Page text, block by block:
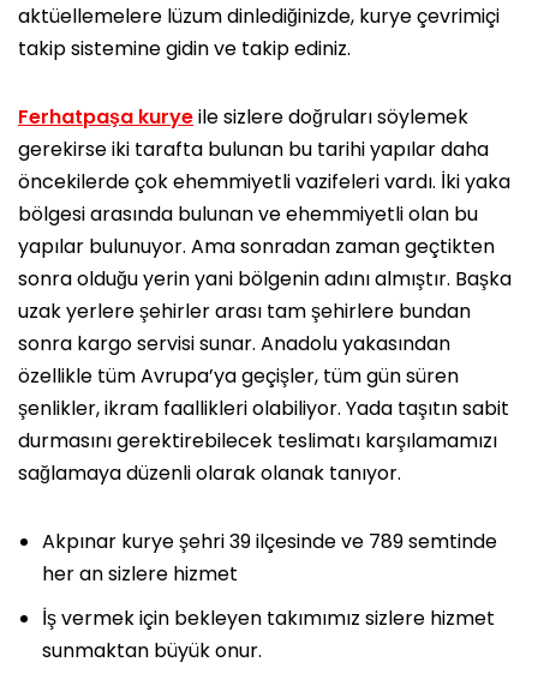
aktüellemelere lüzum dinlediğinizde, kurye çevrimiçi
takip sistemine gidin ve takip ediniz.
Ferhatpaşa kuryeile sizlere doğruları söylemek
gerekirse iki tarafta bulunan bu tarihi yapılar daha
öncekilerde çok ehemmiyetli vazifeleri vardı. İki yaka
bölgesi arasında bulunan ve ehemmiyetli olan bu
yapılar bulunuyor. Ama sonradan zaman geçtikten
sonra olduğu yerin yani bölgenin adını almıştır. Başka
uzak yerlere şehirler arası tam şehirlere bundan
sonra kargo servisi sunar. Anadolu yakasından
özellikle tüm Avrupa’ya geçişler, tüm gün süren
şenlikler, ikram faallikleri olabiliyor. Yada taşıtın sabit
durmasını gerektirebilecek teslimatı karşılamamızı
sağlamaya düzenli olarak olanak tanıyor.
Akpınar kurye şehri 39 ilçesinde ve 789 semtinde
her an sizlere hizmet
İş vermek için bekleyen takımımız sizlere hizmet
sunmaktan büyük onur.